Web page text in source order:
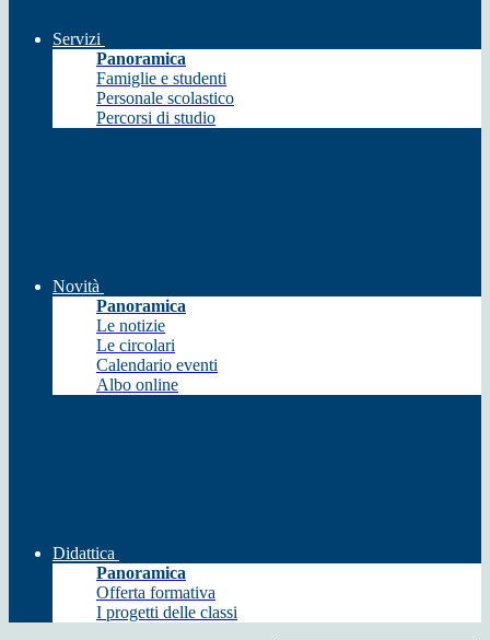
Servizi
Panoramica
Famiglie e studenti
Personale scolastico
Percorsi di studio
Novità
Panoramica
Le notizie
Le circolari
Calendario eventi
Albo online
Didattica
Panoramica
Offerta formativa
I progetti delle classi